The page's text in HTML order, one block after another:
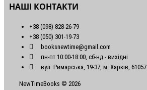
НАШІ КОНТАКТИ
+38 (098) 828-26-79
+38 (050) 301-19-73
booksnewtime@gmail.com
пн-пт 10:00-18:00, сб-нд - вихідні
вул. Римарська, 19-37, м. Харків, 61057
NewTimeBooks © 2026